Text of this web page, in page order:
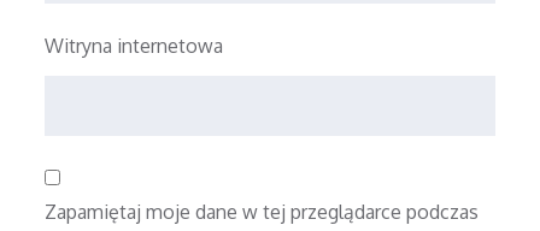
Witryna internetowa
Zapamiętaj moje dane w tej przeglądarce podczas